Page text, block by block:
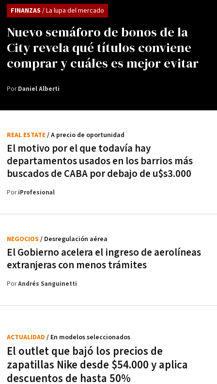
Nuevo semáforo de bonos de la
City revela qué títulos conviene
comprar y cuáles es mejor evitar
FINANZAS / La lupa del mercado
PorDaniel Alberti
El motivo por el que todavía hay
departamentos usados en los barrios más
buscados de CABA por debajo de u$s3.000
REAL ESTATE/ A precio de oportunidad
PoriProfesional
El Gobierno acelera el ingreso de aerolíneas
extranjeras con menos trámites
NEGOCIOS / Desregulación aérea
PorAndrés Sanguinetti
El outlet que bajó los precios de
zapatillas Nike desde $54.000 y aplica
descuentos de hasta 50%
ACTUALIDAD / En modelos seleccionados